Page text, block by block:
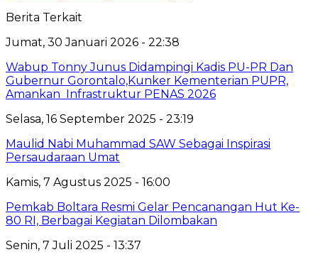
Berita Terkait
Jumat, 30 Januari 2026 - 22:38
Wabup Tonny Junus Didampingi Kadis PU-PR Dan
Gubernur Gorontalo,Kunker Kementerian PUPR,
Amankan Infrastruktur PENAS 2026
Selasa, 16 September 2025 - 23:19
Maulid Nabi Muhammad SAW Sebagai Inspirasi
Persaudaraan Umat
Kamis, 7 Agustus 2025 - 16:00
Pemkab Boltara Resmi Gelar Pencanangan Hut Ke-
80 RI, Berbagai Kegiatan Dilombakan
Senin, 7 Juli 2025 - 13:37